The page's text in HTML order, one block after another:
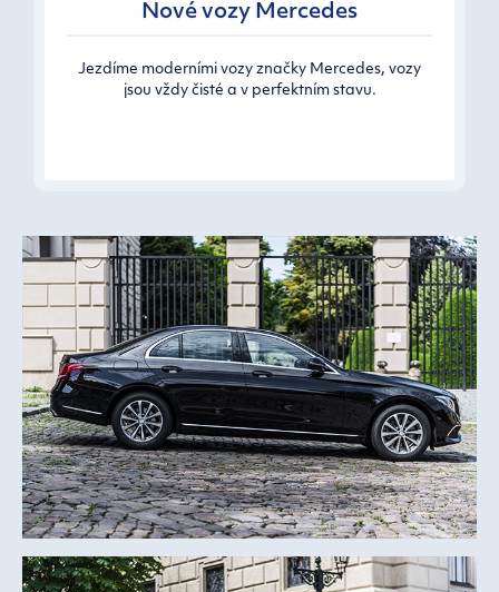
Nové vozy Mercedes
Jezdíme moderními vozy značky Mercedes, vozy
jsou vždy čisté a v perfektním stavu.